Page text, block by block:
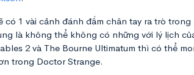
có 1 vài cảnh đánh đấm chân tay ra trò
là không thể không có những với lý lịch
2 và The Bourne Ultimatum thì có thể
trong Doctor Strange.